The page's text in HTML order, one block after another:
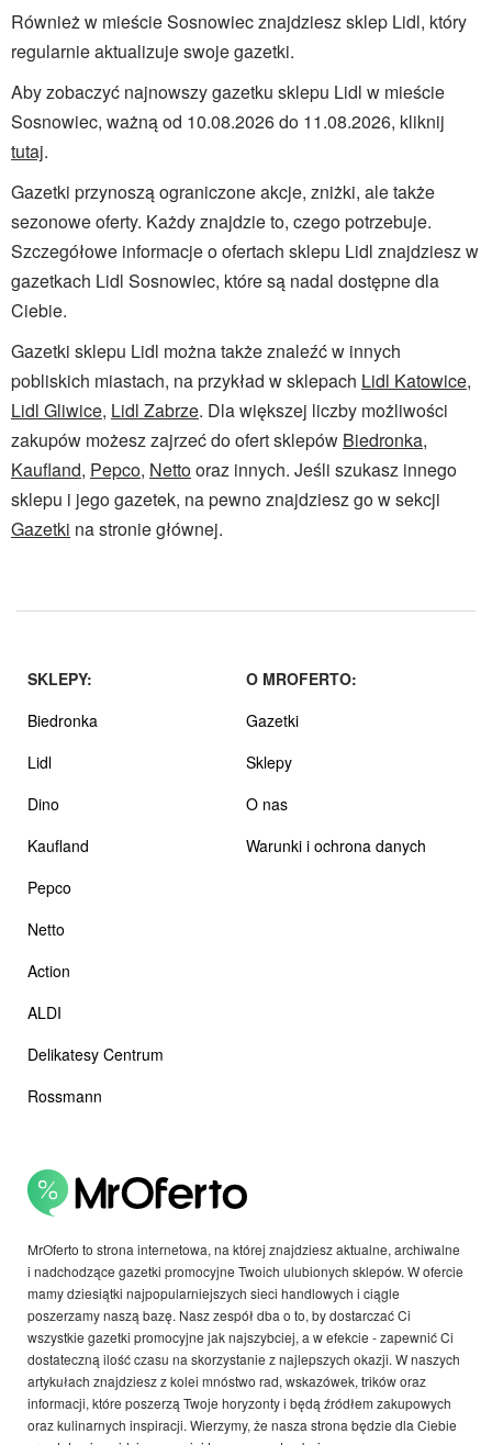
Również w mieście Sosnowiec znajdziesz sklep Lidl, który
regularnie aktualizuje swoje gazetki.
Aby zobaczyć najnowszy gazetku sklepu Lidl w mieście
Sosnowiec, ważną od 10.08.2026 do 11.08.2026, kliknij
tutaj.
Gazetki przynoszą ograniczone akcje, zniżki, ale także
sezonowe oferty. Każdy znajdzie to, czego potrzebuje.
Szczegółowe informacje o ofertach sklepu Lidl znajdziesz w
gazetkach Lidl Sosnowiec, które są nadal dostępne dla
Ciebie.
Gazetki sklepu Lidl można także znaleźć w innych
pobliskich miastach, na przykład w sklepach Lidl Katowice,
Lidl Gliwice, Lidl Zabrze. Dla większej liczby możliwości
zakupów możesz zajrzeć do ofert sklepów Biedronka,
Kaufland, Pepco, Nettooraz innych. Jeśli szukasz innego
sklepu i jego gazetek, na pewno znajdziesz go w sekcji
Gazetki na stronie głównej.
MrOferto to strona internetowa, na której znajdziesz aktualne, archiwalne
i nadchodzące gazetki promocyjne Twoich ulubionych sklepów. W ofercie
mamy dziesiątki najpopularniejszych sieci handlowych i ciągle
poszerzamy naszą bazę. Nasz zespół dba o to, by dostarczać Ci
wszystkie gazetki promocyjne jak najszybciej, a w efekcie - zapewnić Ci
dostateczną ilość czasu na skorzystanie z najlepszych okazji. W naszych
artykułach znajdziesz z kolei mnóstwo rad, wskazówek, trików oraz
informacji, które poszerzą Twoje horyzonty i będą źródłem zakupowych
oraz kulinarnych inspiracji. Wierzymy, że nasza strona będzie dla Ciebie
SKLEPY:
Biedronka
Lidl
Dino
Kaufland
Pepco
Netto
Action
ALDI
Delikatesy Centrum
Rossmann
O MROFERTO:
Gazetki
Sklepy
O nas
Warunki i ochrona danych